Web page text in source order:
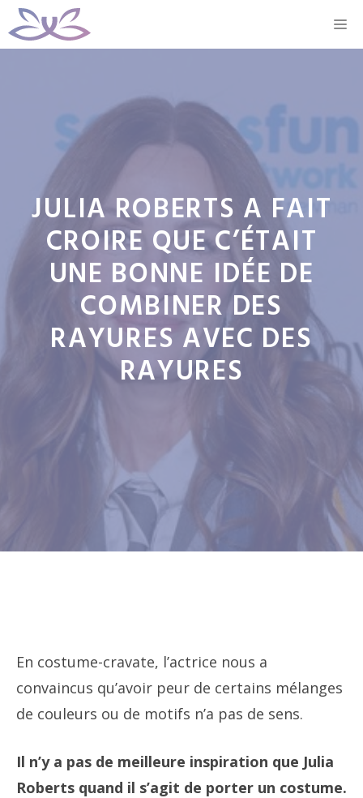
Aller
au
JULIA ROBERTS A FAIT
CROIRE QUE C’ÉTAIT
UNE BONNE IDÉE DE
COMBINER DES
RAYURES AVEC DES
RAYURES
En costume-cravate, l’actrice nous a
convaincus qu’avoir peur de certains mélanges
de couleurs ou de motifs n’a pas de sens.
Il n’y a pas de meilleure inspiration que Julia
Roberts quand il s’agit de porter un costume.